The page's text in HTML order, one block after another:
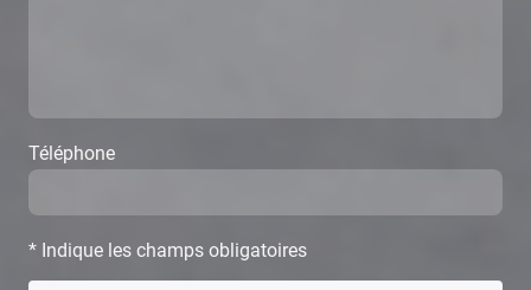
Téléphone
* Indique les champs obligatoires